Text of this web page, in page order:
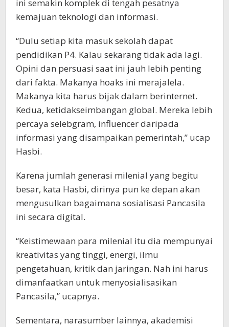
ini semakin komplek di tengah pesatnya
kemajuan teknologi dan informasi.
“Dulu setiap kita masuk sekolah dapat
pendidikan P4. Kalau sekarang tidak ada lagi.
Opini dan persuasi saat ini jauh lebih penting
dari fakta. Makanya hoaks ini merajalela.
Makanya kita harus bijak dalam berinternet.
Kedua, ketidakseimbangan global. Mereka lebih
percaya selebgram, influencer daripada
informasi yang disampaikan pemerintah,” ucap
Hasbi.
Karena jumlah generasi milenial yang begitu
besar, kata Hasbi, dirinya pun ke depan akan
mengusulkan bagaimana sosialisasi Pancasila
ini secara digital.
“Keistimewaan para milenial itu dia mempunyai
kreativitas yang tinggi, energi, ilmu
pengetahuan, kritik dan jaringan. Nah ini harus
dimanfaatkan untuk menyosialisasikan
Pancasila,” ucapnya.
Sementara, narasumber lainnya, akademisi